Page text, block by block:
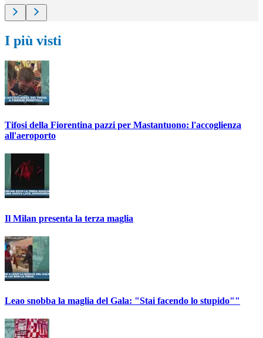
I più visti
Tifosi della Fiorentina pazzi per Mastantuono: l'accoglienza
all'aeroporto
Il Milan presenta la terza maglia
Leao snobba la maglia del Gala: "Stai facendo lo stupido""